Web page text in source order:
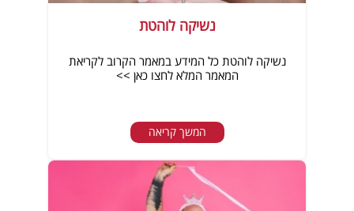
נשיקה לוהטת
נשיקה לוהטת כל המידע במאמר הקרוב לקריאת
המאמר המלא לחצו כאן >>
המשך קריאה